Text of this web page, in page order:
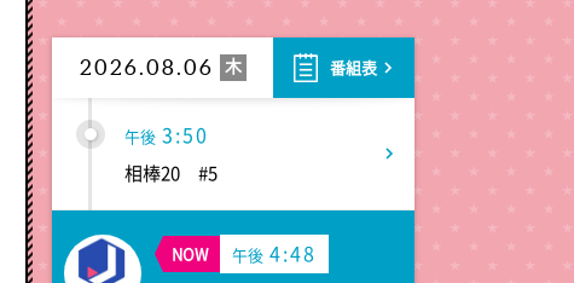
2026.08.06 木 番組表
科捜研の女11 #10
午後 3:50
相棒20 #5
NOW 午後 4:48